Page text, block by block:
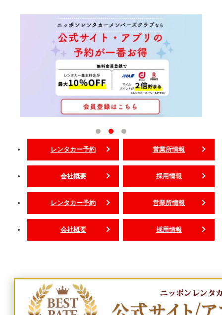
レンタカー予約 営業所情報
会社概要 採用情報
レンタカー予約 営業所情報
会社概要 採用情報